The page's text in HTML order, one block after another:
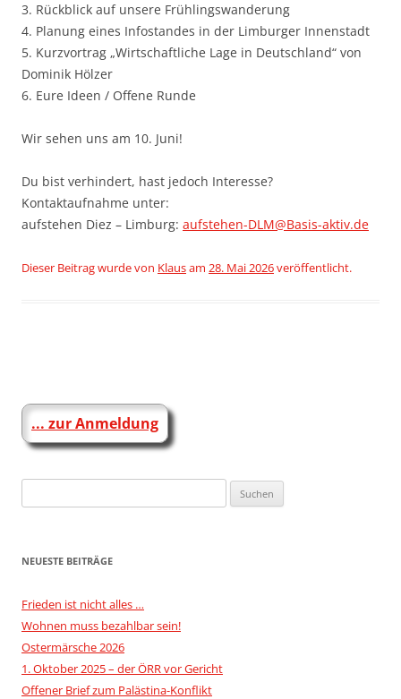
3. Rückblick auf unsere Frühlingswanderung
4. Planung eines Infostandes in der Limburger Innenstadt
5. Kurzvortrag „Wirtschaftliche Lage in Deutschland“ von
Dominik Hölzer
6. Eure Ideen / Offene Runde
Wir sehen uns am 10. Juni!
Du bist verhindert, hast jedoch Interesse?
Kontaktaufnahme unter:
aufstehen Diez – Limburg: aufstehen-DLM@Basis-aktiv.de
Dieser Beitrag wurdevon Klausam 28. Mai 2026veröffentlicht.
... zur Anmeldung
nach:
NEUESTE BEITRÄGE
Frieden ist nicht alles …
Wohnen muss bezahlbar sein!
Ostermärsche 2026
1. Oktober 2025 – der ÖRR vor Gericht
Offener Brief zum Palästina-Konflikt